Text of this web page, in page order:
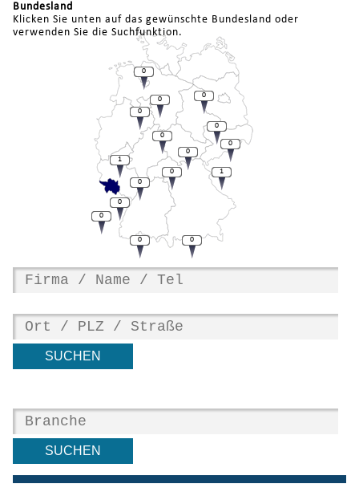
Bundesland
Klicken Sie unten auf das gewünschte Bundesland oder
verwenden Sie die Suchfunktion.
1
0
1
0
0
0
0
0
0
0
0
0
0
0
0
0